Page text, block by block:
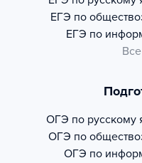
ЕГЭ по
ЕГЭ по
ОГЭ по русскому
ОГЭ по
ОГЭ по